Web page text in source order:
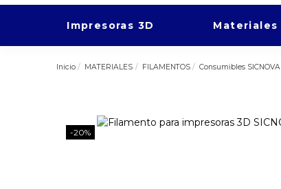
Impresoras 3D Materiales
Inicio MATERIALES FILAMENTOS Consumibles SICNOVA
-20%